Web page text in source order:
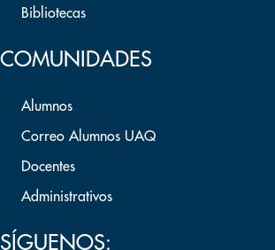
Bibliotecas
COMUNIDADES
Alumnos
Correo Alumnos UAQ
Docentes
Administrativos
SÍGUENOS: